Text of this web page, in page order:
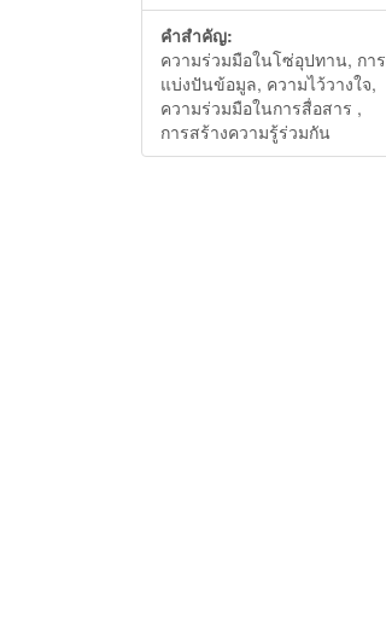
คำสำคัญ:
ความร่วมมือในโซ่อุปทาน, การ
แบ่งปันข้อมูล, ความไว้วางใจ,
ความร่วมมือในการสื่อสาร ,
การสร้างความรู้ร่วมกัน